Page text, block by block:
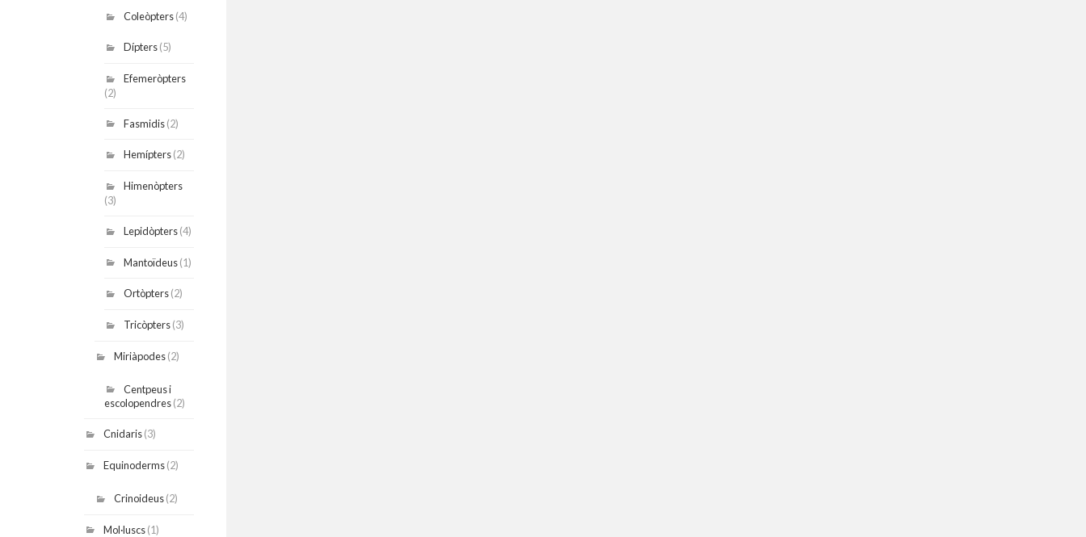
Coleòpters(4)
Dípters(5)
Efemeròpters
(2)
Fasmidis(2)
Hemípters(2)
Himenòpters
(3)
Lepidòpters(4)
Mantoïdeus(1)
Ortòpters(2)
Tricòpters(3)
Miriàpodes(2)
Centpeus i
escolopendres(2)
Cnidaris(3)
Equinoderms(2)
Crinoideus(2)
Mol·luscs(1)